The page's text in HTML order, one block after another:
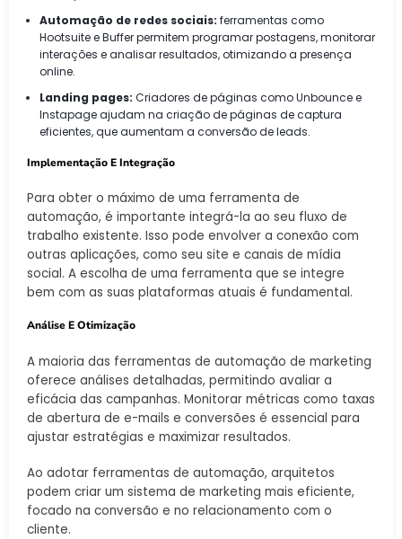
Automação de redes sociais: ferramentas como
Hootsuite e Buffer permitem programar postagens, monitorar
interações e analisar resultados, otimizando a presença
online.
Landing pages: Criadores de páginas como Unbounce e
Instapage ajudam na criação de páginas de captura
eficientes, que aumentam a conversão de leads.
Implementação E Integração
Para obter o máximo de uma ferramenta de
automação, é importante integrá-la ao seu fluxo de
trabalho existente. Isso pode envolver a conexão com
outras aplicações, como seu site e canais de mídia
social. A escolha de uma ferramenta que se integre
bem com as suas plataformas atuais é fundamental.
Análise E Otimização
A maioria das ferramentas de automação de marketing
oferece análises detalhadas, permitindo avaliar a
eficácia das campanhas. Monitorar métricas como taxas
de abertura de e-mails e conversões é essencial para
ajustar estratégias e maximizar resultados.
Ao adotar ferramentas de automação, arquitetos
podem criar um sistema de marketing mais eficiente,
focado na conversão e no relacionamento com o
cliente.